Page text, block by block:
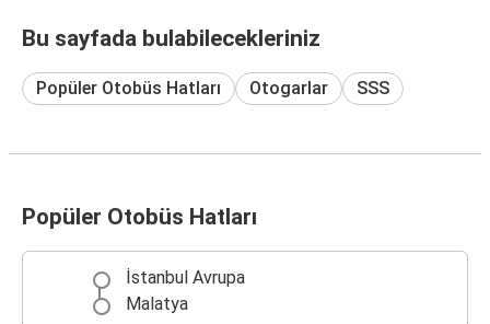
Bu sayfada bulabilecekleriniz
Popüler Otobüs Hatları Otogarlar SSS
Popüler Otobüs Hatları
İstanbul Avrupa
Malatya